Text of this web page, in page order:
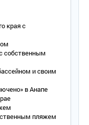
края с
собственным
и своим
в Анапе
пляжем